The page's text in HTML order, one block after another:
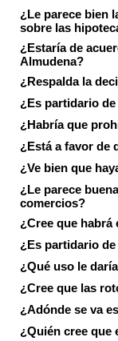
¿Le parece bien
sobre las
¿Estaría de
Almudena?
¿Respalda la
¿Es partidario
¿Habría que
¿Está a favor de
¿Ve bien que
¿Le parece
comercios?
¿Cree que habrá
¿Es partidario
¿Qué uso le
¿Cree que las
¿Adónde se va
¿Quién cree que